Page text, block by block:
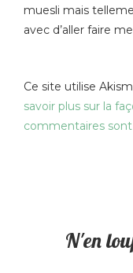
muesli mais
avec d’aller faire
Ce site utilise
savoir plus sur la
commentaires
N'en